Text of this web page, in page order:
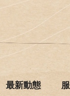
最新動態